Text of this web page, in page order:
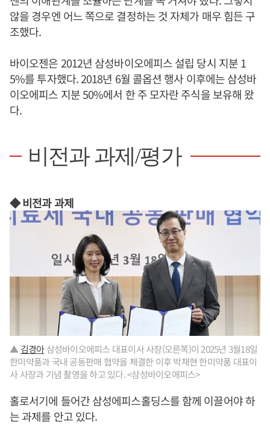
않을 경우엔 어느 쪽으로 결정하는 것 자체가 매우 힘든 구
조했다.
바이오젠은 2012년 삼성바이오에피스 설립 당시 지분 1
5%를 투자했다. 2018년 6월 콜옵션 행사 이후에는 삼성바
이오에피스 지분 50%에서 한 주 모자란 주식을 보유해 왔
다.
비전과 과제/평가
◆ 비전과 과제
▲김경아삼성바이오에피스 대표이사 사장(오른쪽)이 2025년 3월18일
한미약품과 국내 공동판매 협약을 체결한 이후 박재현 한미약품 대표이
사 사장과 기념 촬영을 하고 있다. <삼성바이오에피스>
홀로서기에 들어간 삼성에피스홀딩스를 함께 이끌어야 하
는 과제를 안고 있다.